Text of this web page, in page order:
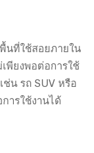
นที่ใช้สอยภายใน
พียงพอต่อการใช้
น รถ SUV หรือ
ารใช้งานได้